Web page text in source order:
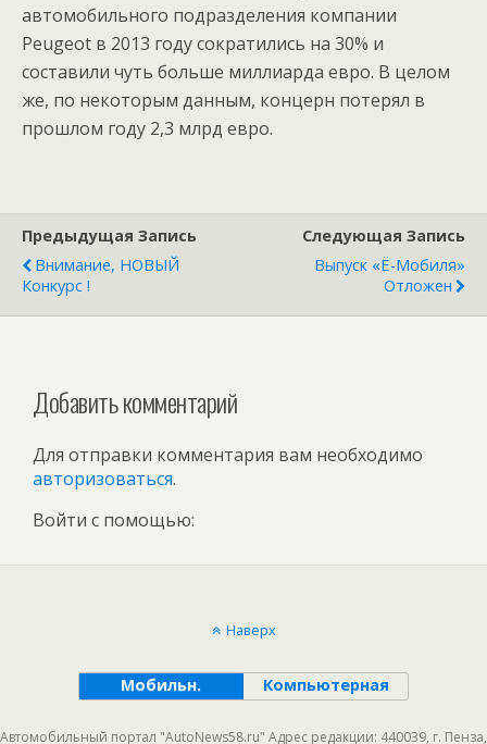
автомобильного подразделения компании
Peugeot в 2013 году сократились на 30% и
составили чуть больше миллиарда евро. В целом
же, по некоторым данным, концерн потерял в
прошлом году 2,3 млрд евро.
Предыдущая Запись
Внимание, НОВЫЙ
Конкурс !
Следующая Запись
Выпуск «ё-Мобиля»
Отложен
Добавить комментарий
Для отправки комментария вам необходимо
авторизоваться.
Войти с помощью:
Наверх
Мобильн. Компьютерная
Автомобильный портал "AutoNews58.ru" Адрес редакции: 440039, г. Пенза,